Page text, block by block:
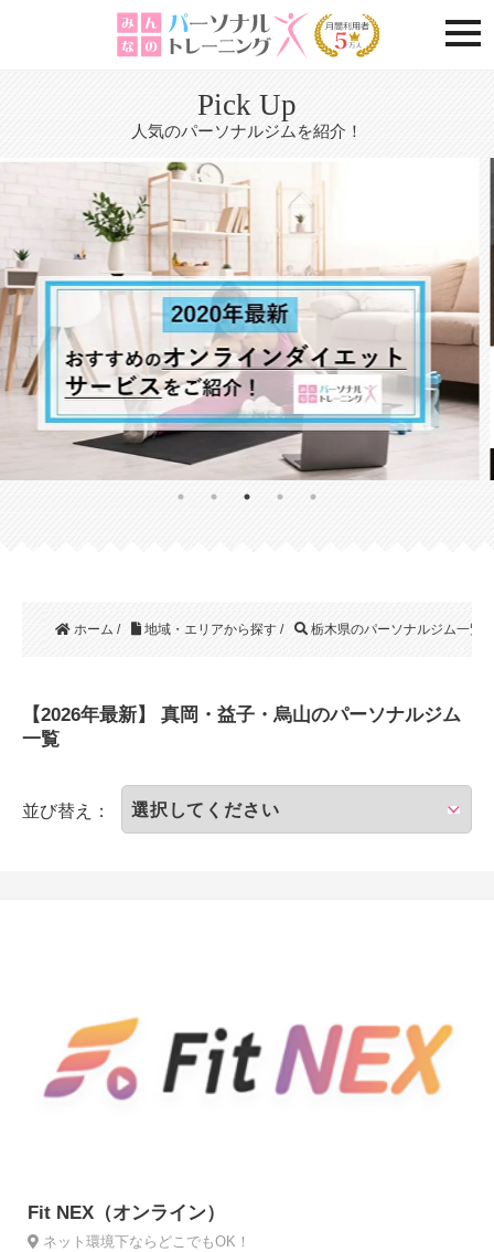
Pick Up
人気のパーソナルジムを紹介！
ホーム / 地域・エリアから探す / 栃木県のパーソナルジム一覧
【2026年最新】 真岡・益子・烏山のパーソナルジム
一覧
並び替え：
Fit NEX（オンライン）
ネット環境下ならどこでもOK！